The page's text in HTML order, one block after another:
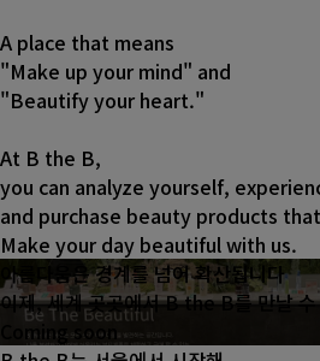
A place that means
"Make up your mind" and
"Beautify your heart."
At B the B,
you can analyze yourself,
and purchase beauty products
Make your day beautiful with us.
아름다움은 경계를 넘어 확산됩니다
이제, 세계 곳곳에서 B the B를 만날
Coming soon